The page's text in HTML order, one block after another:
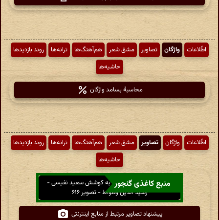
اطّلاعات واژگان تصاویر مشق شعر هم‌آهنگ‌ها ترانه‌ها
روند بازدیدها
حاشیه‌ها
محاسبهٔ بسامد واژگان
اطّلاعات واژگان تصاویر مشق شعر هم‌آهنگ‌ها ترانه‌ها
روند بازدیدها
حاشیه‌ها
منبع کاغذی گنجور
دیوان رشید الدین وطواط به کوشش سعید نفیسی -
رشید الدین وطواط - تصویر ۶۱۶
پیشنهاد تصاویر مرتبط از منابع اینترنتی